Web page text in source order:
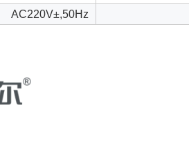
AC220V±,50Hz